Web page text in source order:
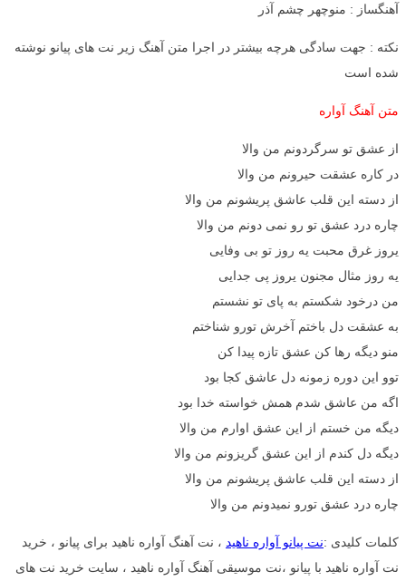
آهنگساز : منوچهر چشم آذر
نکته : جهت سادگی هرچه بیشتر در اجرا متن آهنگ زیر نت های پیانو نوشته
شده است
متن آهنگ آواره
از عشق تو سرگردونم من والا
در کاره عشقت حیرونم من والا
از دسته این قلب عاشق پریشونم من والا
چاره درد عشق تو رو نمی دونم من والا
یروز غرق محبت یه روز تو بی وفایی
یه روز مثال مجنون یروز پی جدایی
من درخود شکستم به پای تو نشستم
به عشقت دل باختم آخرش تورو شناختم
منو دیگه رها کن عشق تازه پیدا کن
توو این دوره زمونه دل عاشق کجا بود
اگه من عاشق شدم همش خواسته خدا بود
دیگه من خستم از این عشق اوارم من والا
دیگه دل کندم از این عشق گریزونم من والا
از دسته این قلب عاشق پریشونم من والا
چاره درد عشق تورو نمیدونم من والا
کلمات کلیدی :نت پیانو آواره ناهید ، نت آهنگ آواره ناهید برای پیانو ، خرید
نت آواره ناهید با پیانو ،نت موسیقی آهنگ آواره ناهید ، سایت خرید نت های